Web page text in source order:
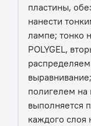
пластины,
нанести
лампе; тонко
POLYGEL,
полигелем
выполняется
каждого слоя